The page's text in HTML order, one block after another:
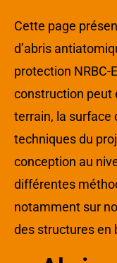
Cette page
d’abris
protection NRBC-
construction peut
terrain, la surface
techniques du
conception au
différentes
notamment sur
des structures en